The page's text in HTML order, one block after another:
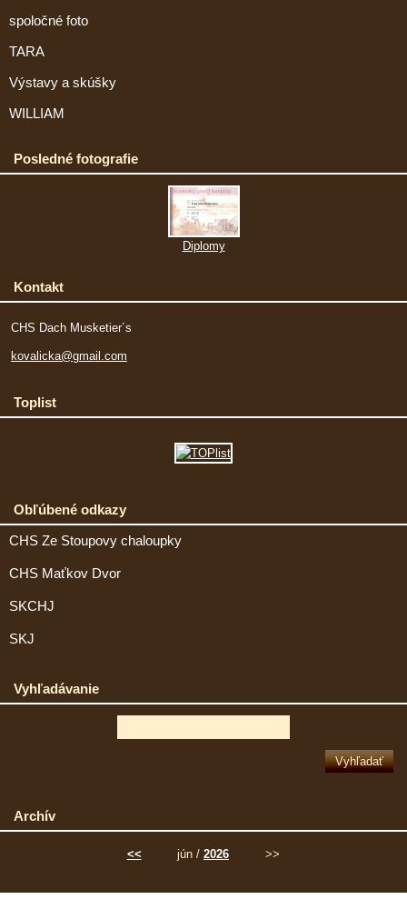
spoločné foto
TARA
Výstavy a skúšky
WILLIAM
Posledné fotografie
Diplomy
Kontakt
CHS Dach Musketier´s
kovalicka@gmail.com
Toplist
Obľúbené odkazy
CHS Ze Stoupovy chaloupky
CHS Maťkov Dvor
SKCHJ
SKJ
Vyhľadávanie
Archív
<< jún / 2026 >>